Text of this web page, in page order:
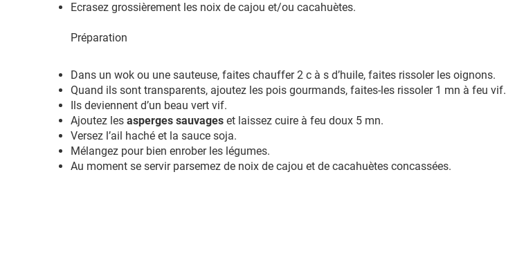
Ecrasez grossièrement les noix de cajou et/ou cacahuètes.
Préparation
Dans un wok ou une sauteuse, faites chauffer 2 c à s d’huile, faites rissoler les oignons.
Quand ils sont transparents, ajoutez les pois gourmands, faites-les rissoler 1 mn à feu vif.
Ils deviennent d’un beau vert vif.
Ajoutez les asperges sauvages et laissez cuire à feu doux 5 mn.
Versez l’ail haché et la sauce soja.
Mélangez pour bien enrober les légumes.
Au moment se servir parsemez de noix de cajou et de cacahuètes concassées.